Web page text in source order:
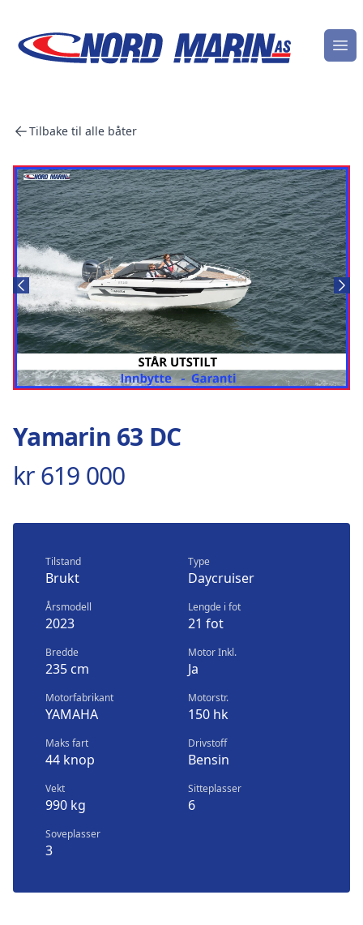
Tilbake til alle båter
Yamarin 63 DC
kr 619 000
Tilstand
Brukt
Type
Daycruiser
Årsmodell
2023
Lengde i fot
21 fot
Bredde
235 cm
Motor Inkl.
Ja
Motorfabrikant
YAMAHA
Motorstr.
150 hk
Maks fart
44 knop
Drivstoff
Bensin
Vekt
990 kg
Sitteplasser
6
Soveplasser
3